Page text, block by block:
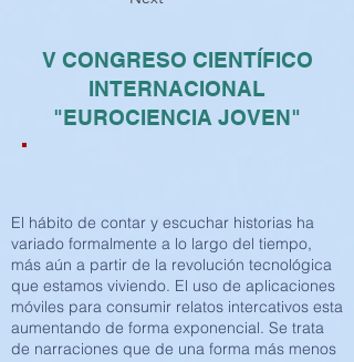
V CONGRESO CIENTÍFICO
INTERNACIONAL
"EUROCIENCIA JOVEN"
El hábito de contar y escuchar historias ha
variado formalmente a lo largo del tiempo,
más aún a partir de la revolución tecnológica
que estamos viviendo. El uso de aplicaciones
móviles para consumir relatos intercativos esta
aumentando de forma exponencial. Se trata
de narraciones que de una forma más menos